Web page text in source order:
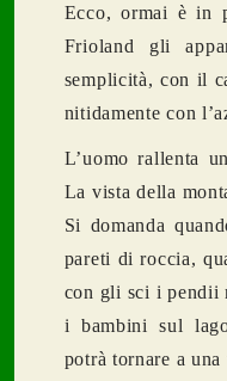
Ecco, ormai è in
Frioland gli
semplicità, con il
nitidamente con
L’uomo rallenta
La vista della
Si domanda
pareti di roccia,
con gli sci i pendii
i bambini sul
potrà tornare a